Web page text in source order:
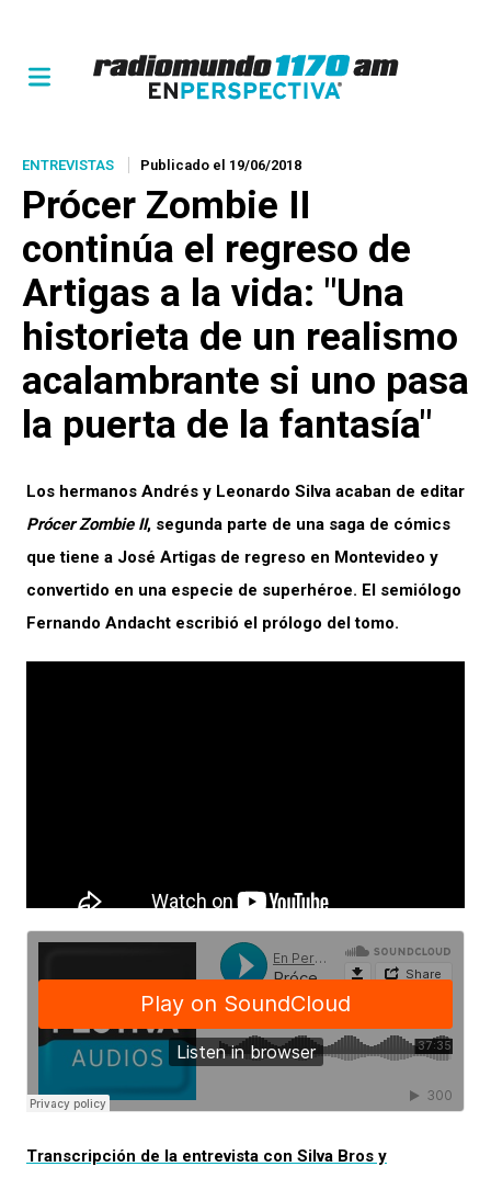
ENTREVISTAS Publicado el 19/06/2018
Prócer Zombie II
continúa el regreso de
Artigas a la vida: "Una
historieta de un realismo
acalambrante si uno pasa
la puerta de la fantasía"
Los hermanos Andrés y Leonardo Silva acaban de editar
Prócer Zombie II, segunda parte de una saga de cómics
que tiene a José Artigas de regreso en Montevideo y
convertido en una especie de superhéroe. El semiólogo
Fernando Andacht escribió el prólogo del tomo.
Transcripción de la entrevista con Silva Bros y